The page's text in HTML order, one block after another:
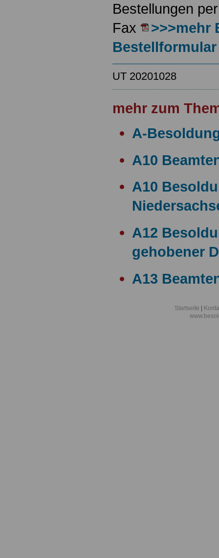
Bestellungen
Fax
>>>mehr
Bestellformular
UT 20201028
mehr zum
A-
A10
A10
A12
gehobener
A13
A13
Startseite